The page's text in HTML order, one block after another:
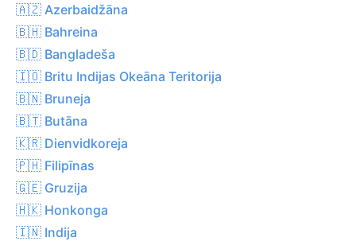
🇦🇿 Azerbaidžāna
🇧🇭 Bahreina
🇧🇩 Bangladeša
🇮🇴 Britu Indijas Okeāna Teritorija
🇧🇳 Bruneja
🇧🇹 Butāna
🇰🇷 Dienvidkoreja
🇵🇭 Filipīnas
🇬🇪 Gruzija
🇭🇰 Honkonga
🇮🇳 Indija